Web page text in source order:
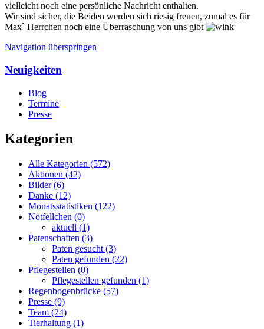
vielleicht noch eine persönliche Nachricht enthalten.
Wir sind sicher, die Beiden werden sich riesig freuen, zumal es für
Max` Herrchen noch eine Überraschung von uns gibt
Navigation überspringen
Neuigkeiten
Blog
Termine
Presse
Kategorien
Alle Kategorien (572)
Aktionen (42)
Bilder (6)
Danke (12)
Monatsstatistiken (122)
Notfellchen (0)
aktuell (1)
Patenschaften (3)
Paten gesucht (3)
Paten gefunden (22)
Pflegestellen (0)
Pflegestellen gefunden (1)
Regenbogenbrücke (57)
Presse (9)
Team (24)
Tierhaltung (1)